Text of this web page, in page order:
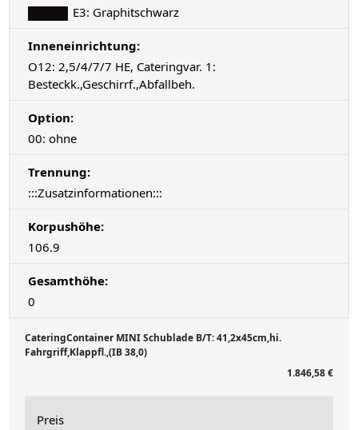
E3: Graphitschwarz
Inneneinrichtung:
O12: 2,5/4/7/7 HE, Cateringvar. 1:
Besteckk.,Geschirrf.,Abfallbeh.
Option:
00: ohne
Trennung:
:::Zusatzinformationen:::
Korpushöhe:
106.9
Gesamthöhe:
0
CateringContainer MINI Schublade B/T: 41,2x45cm,hi.
Fahrgriff,Klappfl.,(IB 38,0)
1.846,58 €
Preis